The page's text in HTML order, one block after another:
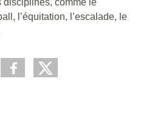
l’équitation, l’escalade, le